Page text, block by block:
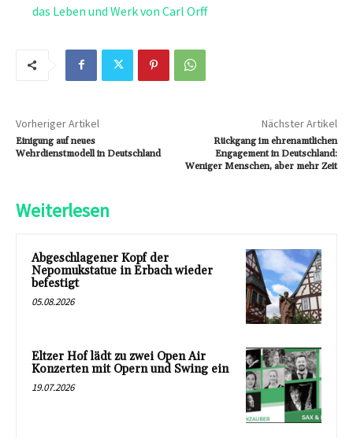
das Leben und Werk von Carl Orff
Vorheriger Artikel
Einigung auf neues
Wehrdienstmodell in Deutschland
Nächster Artikel
Rückgang im ehrenamtlichen
Engagement in Deutschland:
Weniger Menschen, aber mehr Zeit
Weiterlesen
Abgeschlagener Kopf der
Nepomukstatue in Erbach wieder
befestigt
05.08.2026
Eltzer Hof lädt zu zwei Open Air
Konzerten mit Opern und Swing ein
19.07.2026